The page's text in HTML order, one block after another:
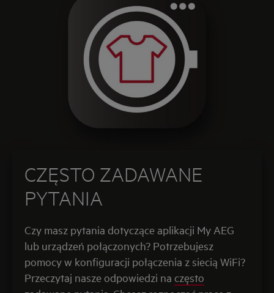
CZĘSTO ZADAWANE
PYTANIA
Czy masz pytania dotyczące aplikacji My AEG
lub urządzeń połączonych? Potrzebujesz
pomocy w konfiguracji połączenia z siecią WiFi?
Przeczytaj nasze odpowiedzi na często